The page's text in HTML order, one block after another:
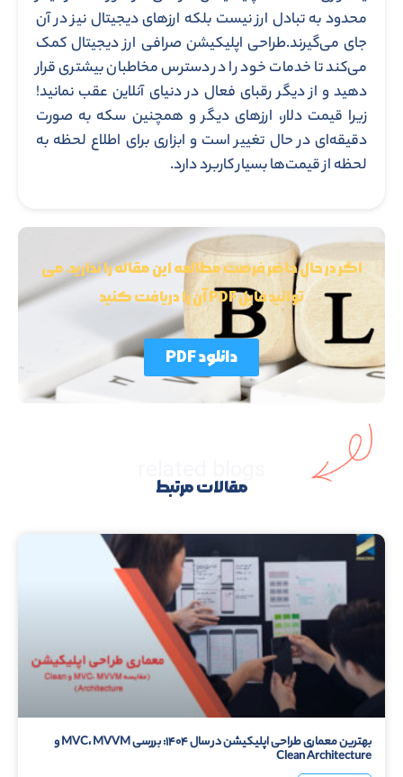
محدود به تبادل ارز نیست بلکه ارزهای دیجیتال نیز در آن
جای می‌گیرند.طراحی اپلیکیشن صرافی ارز دیجیتال کمک
می‌کند تا خدمات خود را در دسترس مخاطبان بیشتری قرار
دهید و از دیگر رقبای فعال در دنیای آنلاین عقب نمانید!
زیرا قیمت دلار، ارزهای دیگر و همچنین سکه به صورت
دقیقه‌ای در حال تغییر است و ابزاری برای اطلاع لحظه به
لحظه از قیمت‌ها بسیار کاربرد دارد.
اگر در حال حاضر فرصت مطالعه این مقاله را ندارید، می
توانید فایل PDF آن را دریافت کنید
دانلود PDF
مقالات مرتبط
بهترین معماری طراحی اپلیکیشن در سال ۱۴۰۴: بررسی MVC، MVVM و
Clean Architecture